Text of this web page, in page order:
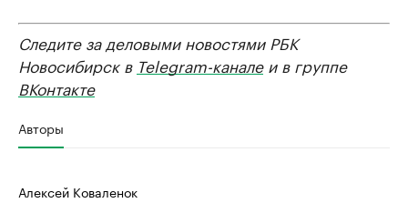
Следите за деловыми новостями РБК
Новосибирск в Telegram-каналеи в группе
ВКонтакте
Авторы
Алексей Коваленок